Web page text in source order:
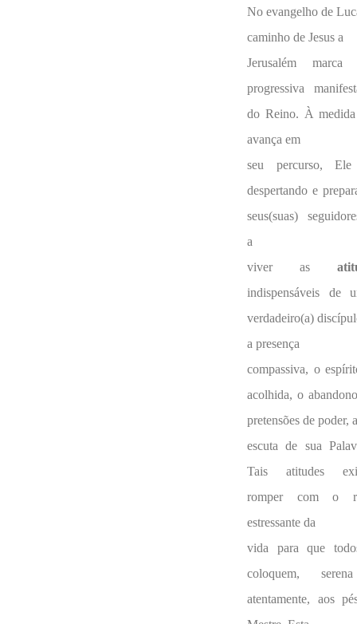
No evangelho de
caminho de Jesus a
Jerusalém marca
progressiva
do Reino. À
avança em
seu percurso,
despertando e
seus(suas)
a
viver as
indispensáveis de
verdadeiro(a)
a presença
compassiva, o
acolhida, o
pretensões de poder, a
escuta de sua
Tais atitudes
romper com o
estressante da
vida para que
coloquem,
atentamente, aos